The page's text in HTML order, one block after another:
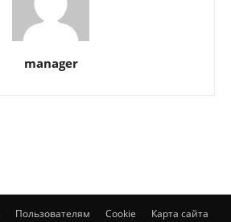
manager
Пользователям Cookie Карта сайта